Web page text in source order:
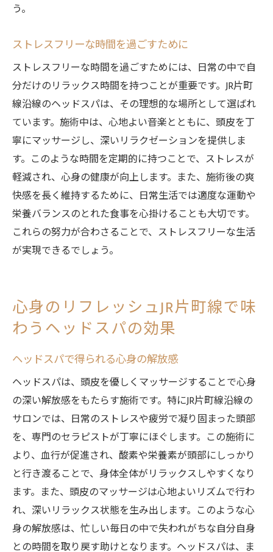
う。
ストレスフリーな時間を過ごすために
ストレスフリーな時間を過ごすためには、日常の中で自
分だけのリラックス時間を持つことが重要です。JR片町
線沿線のヘッドスパは、その理想的な場所として選ばれ
ています。施術中は、心地よい音楽とともに、頭皮を丁
寧にマッサージし、深いリラクゼーションを提供しま
す。このような時間を定期的に持つことで、ストレスが
軽減され、心身の健康が向上します。また、施術後の爽
快感を長く維持するために、日常生活では適度な運動や
栄養バランスのとれた食事を心掛けることも大切です。
これらの努力が合わさることで、ストレスフリーな生活
が実現できるでしょう。
心身のリフレッシュJR片町線で味
わうヘッドスパの効果
ヘッドスパで得られる心身の解放感
ヘッドスパは、頭皮を優しくマッサージすることで心身
の深い解放感をもたらす施術です。特にJR片町線沿線の
サロンでは、日常のストレスや疲労で凝り固まった頭部
を、専門のセラピストが丁寧にほぐします。この施術に
より、血行が促進され、酸素や栄養素が頭部にしっかり
と行き渡ることで、身体全体がリラックスしやすくなり
ます。また、頭皮のマッサージは心地よいリズムで行わ
れ、深いリラックス状態を生み出します。このような心
身の解放感は、忙しい毎日の中で失われがちな自分自身
との時間を取り戻す助けとなります。ヘッドスパは、ま